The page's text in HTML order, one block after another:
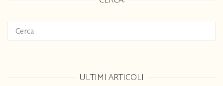
ULTIMI ARTICOLI